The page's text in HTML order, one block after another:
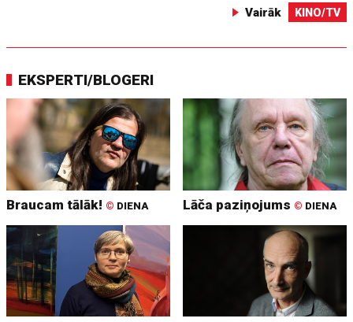
Vairāk KINO/TV
EKSPERTI/BLOGERI
Braucam tālāk! © DIENA Lāča paziņojums © DIENA